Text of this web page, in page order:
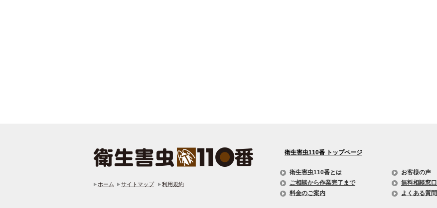
ホーム サイトマップ 利用規約
衛生害虫110番 トップページ
衛生害虫110番とは
ご相談から作業完了まで
料金のご案内
お客様の声
無料相談窓口
よくある質問